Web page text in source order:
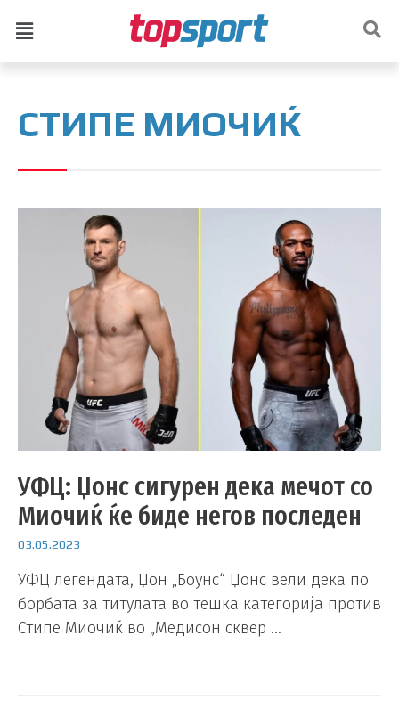
СТИПЕ МИОЧИЌ
УФЦ: Џонс сигурен дека мечот со
Миочиќ ќе биде негов последен
03.05.2023
УФЦ легендата, Џон „Боунс“ Џонс вели дека по
борбата за титулата во тешка категорија против
Стипе Миочиќ во „Медисон сквер …